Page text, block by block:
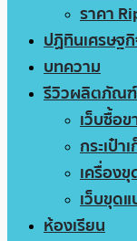
ราคา
ปฏิทินเศรษฐ
บทความ
รีวิวผลิตภัณฑ์
เว็บซื้อ
กระเป๋า
เครื่อง
เว็บขุด
ห้องเรียน